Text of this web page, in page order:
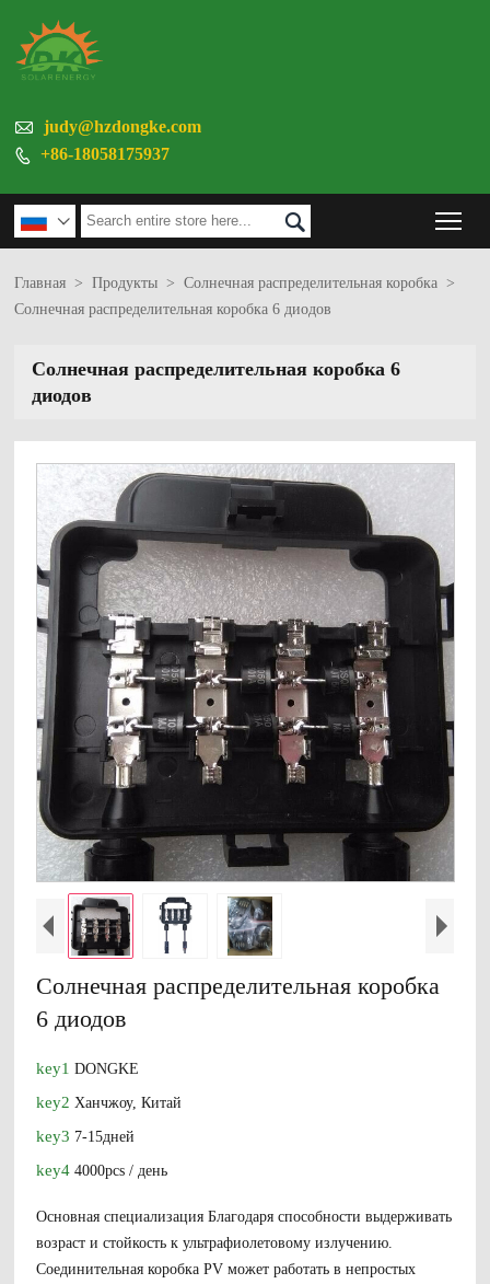
 judy@hzdongke.com
 +86-18058175937
 
Главная > Продукты > Солнечная распределительная коробка >
Солнечная распределительная коробка 6 диодов
Солнечная распределительная коробка 6
диодов
Солнечная распределительная коробка
6 диодов
key1DONGKE
key2 Ханчжоу, Китай
key3 7-15дней
key44000pcs / день
Основная специализация Благодаря способности выдерживать
возраст и стойкость к ультрафиолетовому излучению.
Соединительная коробка PV может работать в непростых